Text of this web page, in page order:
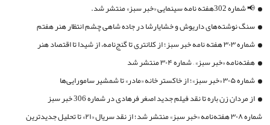
📢 شماره 302هفته نامه سینمایی «خبر سبز» منتشر شد.
سنگ‌ نوشته‌های داریوش و خشایارشا در جاده شاهی چشم انتظار هنر هفتم
شماره ۳۰۳ هفته نامه خبر سبز؛ از کلانتری تا گنج‌نامه، از شیدا تا اقتصاد هنر
هفته‌نامه «خبر سبز» – شماره ۳۰۴ منتشر شد
شماره ۳۰۵ «خبر سبز»؛ از خاکستر خانه «مادر» تا شمشیر سامورایی‌ها
از مردان زن باره تا نقد فیلم جدید اصغر فرهادی در شماره 306 خبر سبز
شماره ۳۰۸ هفته‌نامه «خبر سبز» منتشر شد؛ از نقد سریال «۲۱» تا تحلیل جدیدترین